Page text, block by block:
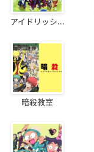
アイドリッシ...
暗殺教室